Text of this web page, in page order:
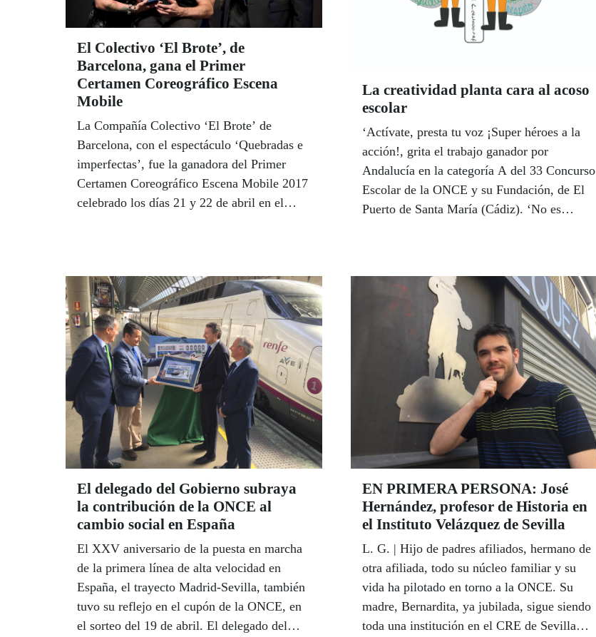
El Colectivo ‘El Brote’, de
Barcelona, gana el Primer
Certamen Coreográfico Escena
Mobile
La Compañía Colectivo ‘El Brote’ de
Barcelona, con el espectáculo ‘Quebradas e
imperfectas’, fue la ganadora del Primer
Certamen Coreográfico Escena Mobile 2017
celebrado los días 21 y 22 de abril en el
de un Festival que ha celebrado este año su
XI edición y que convierte a Sevilla en la
capital europea del arte integrado.
La creatividad planta cara al acoso
escolar
‘Actívate, presta tu voz ¡Super héroes a la
acción!, grita el trabajo ganador por
Andalucía en la categoría A del 33 Concurso
Escolar de la ONCE y su Fundación, de El
Puerto de Santa María (Cádiz). ‘No es
relata el vídeo que pasará a la final nacional
en la categoría C de un instituto de Sevilla.
Los tres son los ganadores de Andalucía de
un concurso que demuestra este año el
compromiso de las aulas contra el acoso
El delegado del Gobierno subraya
la contribución de la ONCE al
cambio social en España
El XXV aniversario de la puesta en marcha
de la primera línea de alta velocidad en
España, el trayecto Madrid-Sevilla, también
tuvo su reflejo en el cupón de la ONCE, en
el sorteo del 19 de abril. El delegado del
EN PRIMERA PERSONA: José
Hernández, profesor de Historia en
el Instituto Velázquez de Sevilla
L. G. | Hijo de padres afiliados, hermano de
otra afiliada, todo su núcleo familiar y su
vida ha pilotado en torno a la ONCE. Su
madre, Bernardita, ya jubilada, sigue siendo
toda una institución en el CRE de Sevilla